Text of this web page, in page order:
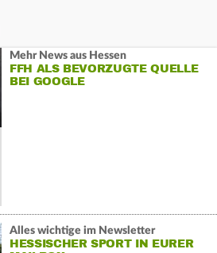
Mehr News aus Hessen
FFH ALS BEVORZUGTE QUELLE
BEI GOOGLE
Alles wichtige im Newsletter
HESSISCHER SPORT IN EURER